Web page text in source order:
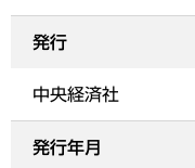
発行
中央経済社
発行年月